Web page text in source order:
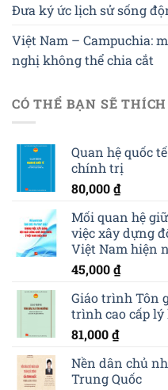
Đưa ký ức lịch sử sống
Việt Nam – Campuchia:
nghị không thể chia cắt
CÓ THỂ BẠN SẼ THÍCH
Quan hệ quốc
chính trị
80,000₫
Mối quan hệ
việc xây dựng
Việt Nam hiện
45,000₫
Giáo trình Tôn
trình cao cấp
81,000₫
Nền dân chủ
Trung Quốc